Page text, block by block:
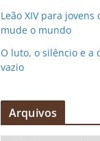
Leão XIV para
mude o mundo
O luto, o silêncio e a
vazio
Arquivos